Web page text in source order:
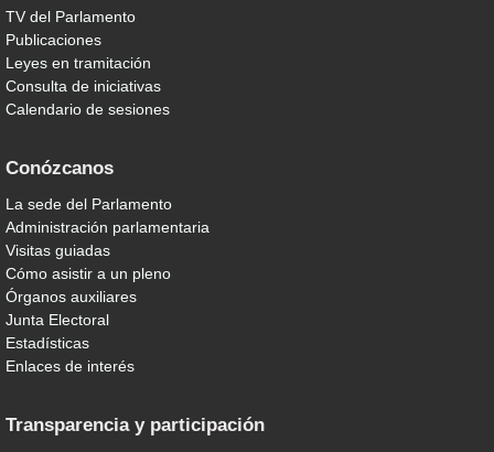
TV del Parlamento
Publicaciones
Leyes en tramitación
Consulta de iniciativas
Calendario de sesiones
Conózcanos
La sede del Parlamento
Administración parlamentaria
Visitas guiadas
Cómo asistir a un pleno
Órganos auxiliares
Junta Electoral
Estadísticas
Enlaces de interés
Transparencia y participación